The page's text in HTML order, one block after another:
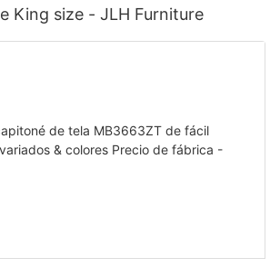
King size - JLH Furniture